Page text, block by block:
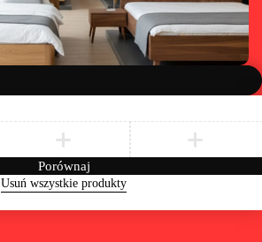
Porównaj
Usuń wszystkie produkty